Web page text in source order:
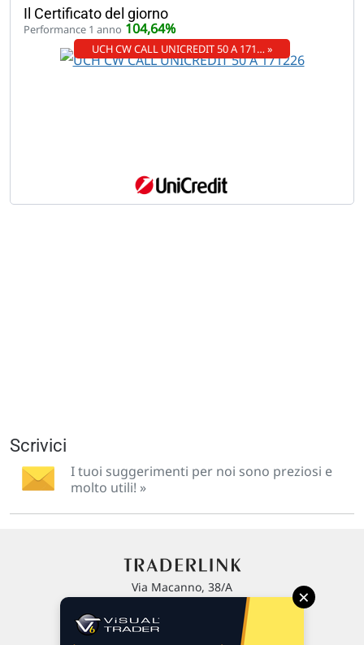
Il Certificato del giorno
Performance 1 anno 104,64%
UCH CW CALL UNICREDIT 50 A 171… »
Scrivici
I tuoi suggerimenti per noi sono preziosi e
molto utili! »
Via Macanno, 38/A
P.IVA 02 452 460 401
×